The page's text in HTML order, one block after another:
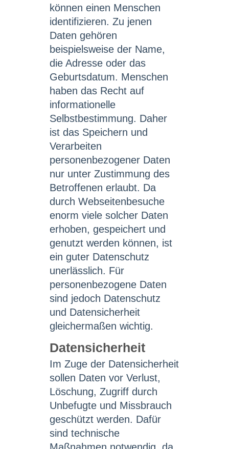
können einen Menschen
identifizieren. Zu jenen
Daten gehören
beispielsweise der Name,
die Adresse oder das
Geburtsdatum. Menschen
haben das Recht auf
informationelle
Selbstbestimmung. Daher
ist das Speichern und
Verarbeiten
personenbezogener Daten
nur unter Zustimmung des
Betroffenen erlaubt. Da
durch Webseitenbesuche
enorm viele solcher Daten
erhoben, gespeichert und
genutzt werden können, ist
ein guter Datenschutz
unerlässlich. Für
personenbezogene Daten
sind jedoch Datenschutz
und Datensicherheit
gleichermaßen wichtig.
Datensicherheit
Im Zuge der Datensicherheit
sollen Daten vor Verlust,
Löschung, Zugriff durch
Unbefugte und Missbrauch
geschützt werden. Dafür
sind technische